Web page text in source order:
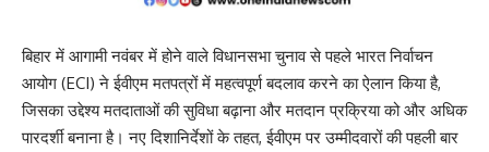
बिहार में आगामी नवंबर में होने वाले विधानसभा चुनाव से पहले भारत निर्वाचन
आयोग (ECI) ने ईवीएम मतपत्रों में महत्वपूर्ण बदलाव करने का ऐलान किया है,
जिसका उद्देश्य मतदाताओं की सुविधा बढ़ाना और मतदान प्रक्रिया को और अधिक
पारदर्शी बनाना है। नए दिशानिर्देशों के तहत, ईवीएम पर उम्मीदवारों की पहली बार